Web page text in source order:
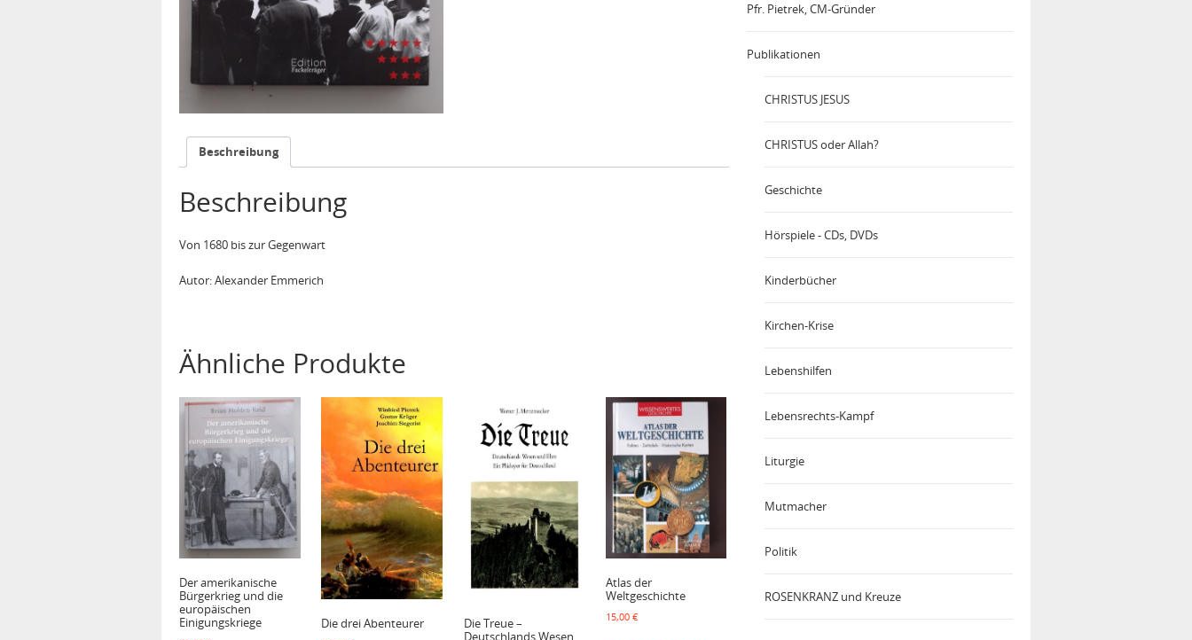
Beschreibung
Beschreibung
Von 1680 bis zur Gegenwart
Autor: Alexander Emmerich
Ähnliche Produkte
Der amerikanische
Bürgerkrieg und die
europäischen
Einigungskriege
Die drei Abenteurer
Die Treue –
Deutschlands Wesen
Atlas der
Weltgeschichte
15,00 €
Pfr. Pietrek, CM-Gründer
Publikationen
CHRISTUS JESUS
CHRISTUS oder Allah?
Geschichte
Hörspiele - CDs, DVDs
Kinderbücher
Kirchen-Krise
Lebenshilfen
Lebensrechts-Kampf
Liturgie
Mutmacher
Politik
ROSENKRANZ und Kreuze